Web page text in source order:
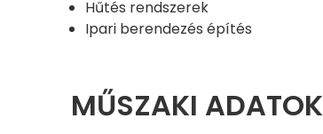
Hűtés rendszerek
Ipari berendezés építés
MŰSZAKI ADATOK